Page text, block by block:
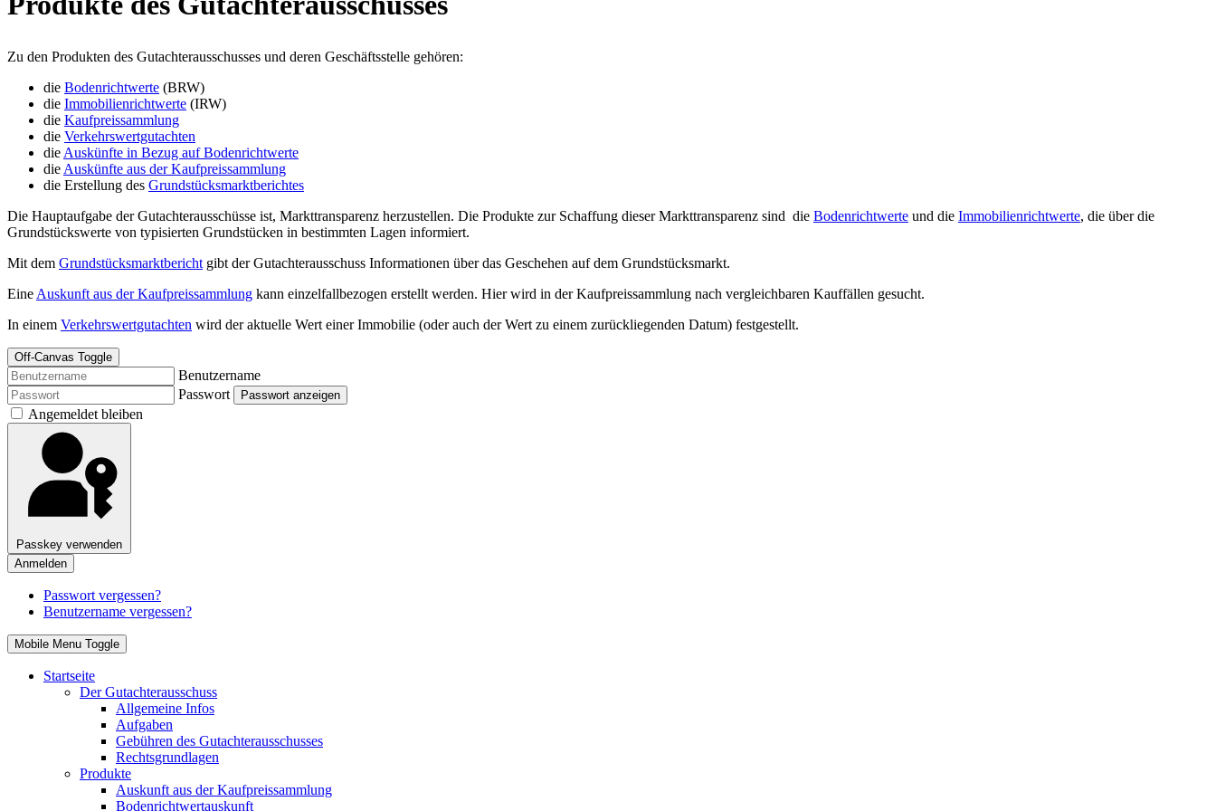
Zu den Produkten des Gutachterausschusses und deren Geschäftsstelle gehören:
die Bodenrichtwerte (BRW)
die Immobilienrichtwerte (IRW)
die Kaufpreissammlung
die Verkehrswertgutachten
dieAuskünfte in Bezug auf Bodenrichtwerte
dieAuskünfte aus der Kaufpreissammlung
die Erstellung des Grundstücksmarktberichtes
Die Hauptaufgabe der Gutachterausschüsse ist, Markttransparenz herzustellen. Die Produkte zur Schaffung dieser Markttransparenz sind die Bodenrichtwerte und die Immobilienrichtwerte, die über die
Grundstückswerte von typisierten Grundstücken in bestimmten Lagen informiert.
Mit dem Grundstücksmarktberichtgibt der Gutachterausschuss Informationen über das Geschehen auf dem Grundstücksmarkt.
EineAuskunft aus der Kaufpreissammlung kann einzelfallbezogen erstellt werden. Hier wird in der Kaufpreissammlung nach vergleichbaren Kauffällen gesucht.
In einem Verkehrswertgutachten wird der aktuelle Wert einer Immobilie (oder auch der Wert zu einem zurückliegenden Datum) festgestellt.
Off-Canvas Toggle
Benutzername
Passwort
Passwort anzeigen
Angemeldet bleiben
Passkey verwenden
Anmelden
Passwort vergessen?
Benutzername vergessen?
Mobile Menu Toggle
Startseite
Der Gutachterausschuss
Allgemeine Infos
Aufgaben
Gebühren des Gutachterausschusses
Rechtsgrundlagen
Produkte
Auskunft aus der Kaufpreissammlung
Bodenrichtwertauskunft